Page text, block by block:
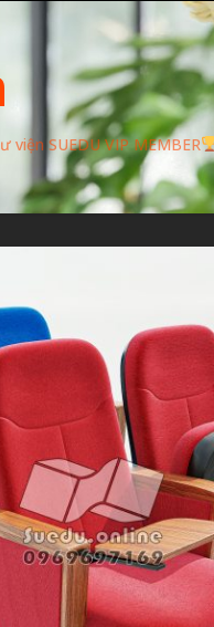
viện SUEDU VIP MEMBER